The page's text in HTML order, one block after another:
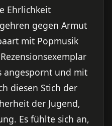
Ehrlichkeit
gegen Armut
mit Popmusik
angespornt und mit
diesen Stich der
der Jugend,
Es fühlte sich an,